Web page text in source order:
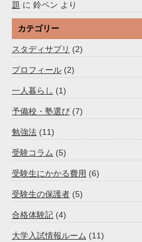
題 に 鈴ペン より
カテゴリー
スタディサプリ (2)
プロフィール (2)
一人暮らし (1)
予備校・塾選び (7)
勉強法 (11)
受験コラム (5)
受験生にかかる費用 (6)
受験生の保護者 (5)
合格体験記 (4)
大学入試情報ルーム (11)